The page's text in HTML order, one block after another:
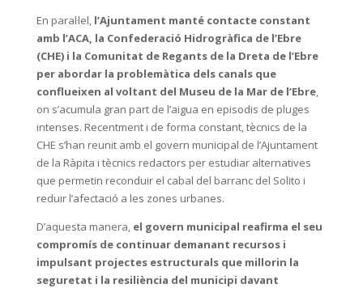
En paral·lel, l’Ajuntament manté contacte constant
amb l’ACA, la Confederació Hidrogràfica de l’Ebre
(CHE) i la Comunitat de Regants de la Dreta de l’Ebre
per abordar la problemàtica dels canals que
conflueixen al voltant del Museu de la Mar de l’Ebre,
on s’acumula gran part de l’aigua en episodis de pluges
intenses. Recentment i de forma constant, tècnics de la
CHE s’han reunit amb el govern municipal de l’Ajuntament
de la Ràpita i tècnics redactors per estudiar alternatives
que permetin reconduir el cabal del barranc del Solito i
reduir l’afectació a les zones urbanes.
D’aquesta manera, el govern municipal reafirma el seu
compromís de continuar demanant recursos i
impulsant projectes estructurals que millorin la
seguretat i la resiliència del municipi davant